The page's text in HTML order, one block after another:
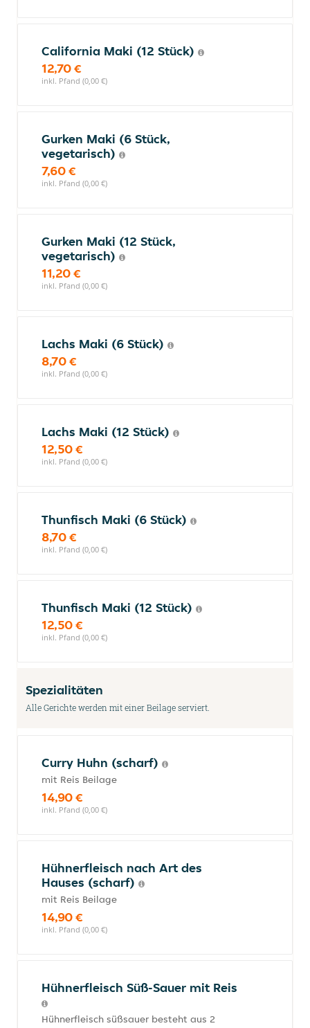
California Maki (12 Stück)
12,70 €
inkl. Pfand (0,00 €)
Gurken Maki (6 Stück,
vegetarisch)
7,60 €
inkl. Pfand (0,00 €)
Gurken Maki (12 Stück,
vegetarisch)
11,20 €
inkl. Pfand (0,00 €)
Lachs Maki (6 Stück)
8,70 €
inkl. Pfand (0,00 €)
Lachs Maki (12 Stück)
12,50 €
inkl. Pfand (0,00 €)
Thunfisch Maki (6 Stück)
8,70 €
inkl. Pfand (0,00 €)
Thunfisch Maki (12 Stück)
12,50 €
inkl. Pfand (0,00 €)
Spezialitäten
Alle Gerichte werden mit einer Beilage serviert.
Curry Huhn (scharf)
mit Reis Beilage
14,90 €
inkl. Pfand (0,00 €)
Hühnerfleisch nach Art des
Hauses (scharf)
mit Reis Beilage
14,90 €
inkl. Pfand (0,00 €)
Hühnerfleisch Süß-Sauer mit Reis
Hühnerfleisch süßsauer besteht aus 2